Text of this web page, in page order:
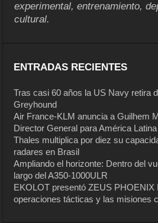
experimental, entrenamiento,
cultural.
ENTRADAS RECIENTES
Tras casi 60 años la US Navy retira
Greyhound
Air France-KLM anuncia a Guilhem
Director General para América Latina
Thales multiplica por diez su
radares en Brasil
Ampliando el horizonte: Dentro del
largo del A350-1000ULR
EKOLOT presentó ZEUS PHOENIX
operaciones tácticas y las misiones